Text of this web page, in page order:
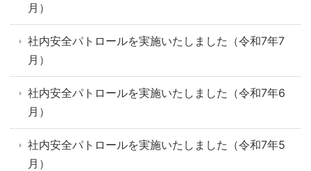
月）
社内安全パトロールを実施いたしました（令和7年7
月）
社内安全パトロールを実施いたしました（令和7年6
月）
社内安全パトロールを実施いたしました（令和7年5
月）